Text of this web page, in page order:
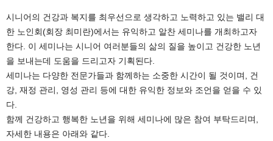
시니어의 건강과 복지를 최우선으로 생각하고 노력하고 있는 밸리 대
한 노인회(회장 최미란)에서는 유익하고 알찬 세미나를 개최하고자
한다. 이 세미나는 시니어 여러분들의 삶의 질을 높이고 건강한 노년
을 보내는데 도움을 드리고자 기획된다.
세미나는 다양한 전문가들과 함께하는 소중한 시간이 될 것이며, 건
강, 재정 관리, 영성 관리 등에 대한 유익한 정보와 조언을 얻을 수 있
다.
함께 건강하고 행복한 노년을 위해 세미나에 많은 참여 부탁드리며,
자세한 내용은 아래와 같다.